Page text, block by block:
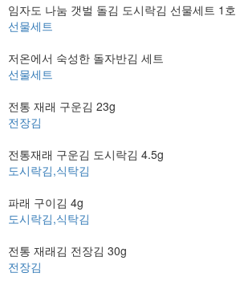
임자도 나눔 갯벌 돌김 도시락김 선물세트 1호
선물세트
저온에서 숙성한 돌자반김 세트
선물세트
전통 재래 구운김 23g
전장김
전통재래 구운김 도시락김 4.5g
도시락김,식탁김
파래 구이김 4g
도시락김,식탁김
전통 재래김 전장김 30g
전장김